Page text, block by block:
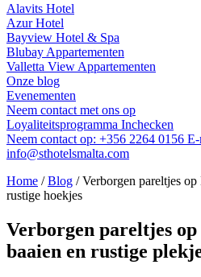
Alavits Hotel
Azur Hotel
Bayview Hotel & Spa
Blubay Appartementen
Valletta View Appartementen
Onze blog
Evenementen
Neem contact met ons op
Loyaliteitsprogramma Inchecken
Neem contact op: +356 2264 0156 E-
info@sthotelsmalta.com
Home /Blog /Verborgen pareltjes
rustige hoekjes
Verborgen pareltjes
baaien en rustige